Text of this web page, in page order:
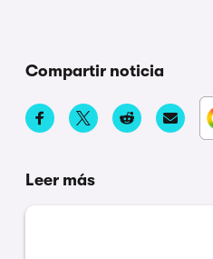
Compartir noticia
Leer más